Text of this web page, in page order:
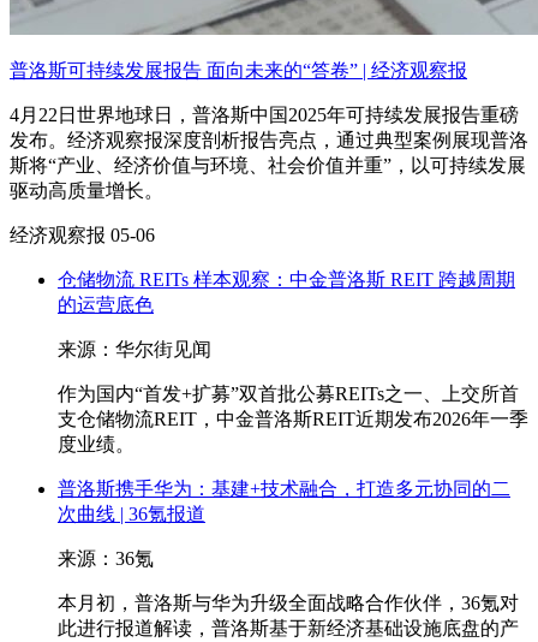
普洛斯可持续发展报告 面向未来的“答卷” | 经济观察报
4月22日世界地球日，普洛斯中国2025年可持续发展报告重磅
发布。经济观察报深度剖析报告亮点，通过典型案例展现普洛
斯将“产业、经济价值与环境、社会价值并重”，以可持续发展
驱动高质量增长。
经济观察报 05-06
仓储物流 REITs 样本观察：中金普洛斯 REIT 跨越周期
的运营底色
来源：华尔街见闻
作为国内“首发+扩募”双首批公募REITs之一、上交所首
支仓储物流REIT，中金普洛斯REIT近期发布2026年一季
度业绩。
普洛斯携手华为：基建+技术融合，打造多元协同的二
次曲线 | 36氪报道
来源：36氪
本月初，普洛斯与华为升级全面战略合作伙伴，36氪对
此进行报道解读，普洛斯基于新经济基础设施底盘的产